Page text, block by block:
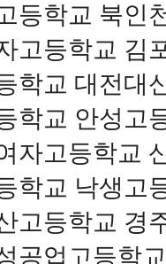
등학교 북인
고등학교 김
학교 대전대
학교 안성고
자고등학교
학교 낙생고
고등학교 경
공업고등학